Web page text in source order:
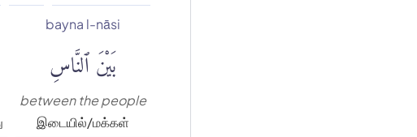
bayna l-nāsi
بَيْنَ ٱلنَّاسِ
between the people
இடையில்/மக்கள்